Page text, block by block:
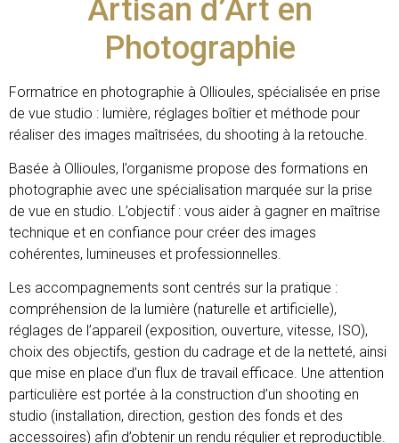
Artisan d’Art en
Photographie
Formatrice en photographie à Ollioules, spécialisée en prise
de vue studio : lumière, réglages boîtier et méthode pour
réaliser des images maîtrisées, du shooting à la retouche.
Basée à Ollioules, l’organisme propose des formations en
photographie avec une spécialisation marquée sur la prise
de vue en studio. L’objectif : vous aider à gagner en maîtrise
technique et en confiance pour créer des images
cohérentes, lumineuses et professionnelles.
Les accompagnements sont centrés sur la pratique :
compréhension de la lumière (naturelle et artificielle),
réglages de l’appareil (exposition, ouverture, vitesse, ISO),
choix des objectifs, gestion du cadrage et de la netteté, ainsi
que mise en place d’un flux de travail efficace. Une attention
particulière est portée à la construction d’un shooting en
studio (installation, direction, gestion des fonds et des
accessoires) afin d’obtenir un rendu régulier et reproductible.